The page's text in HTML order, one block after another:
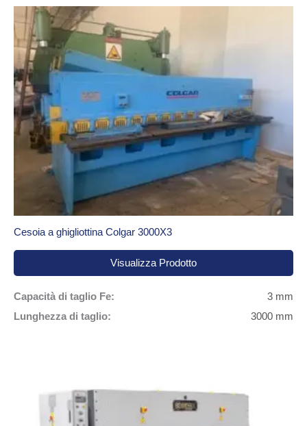
Cesoia a ghigliottina Colgar 3000X3
Visualizza Prodotto
Capacità di taglio Fe:
3 mm
Lunghezza di taglio:
3000 mm